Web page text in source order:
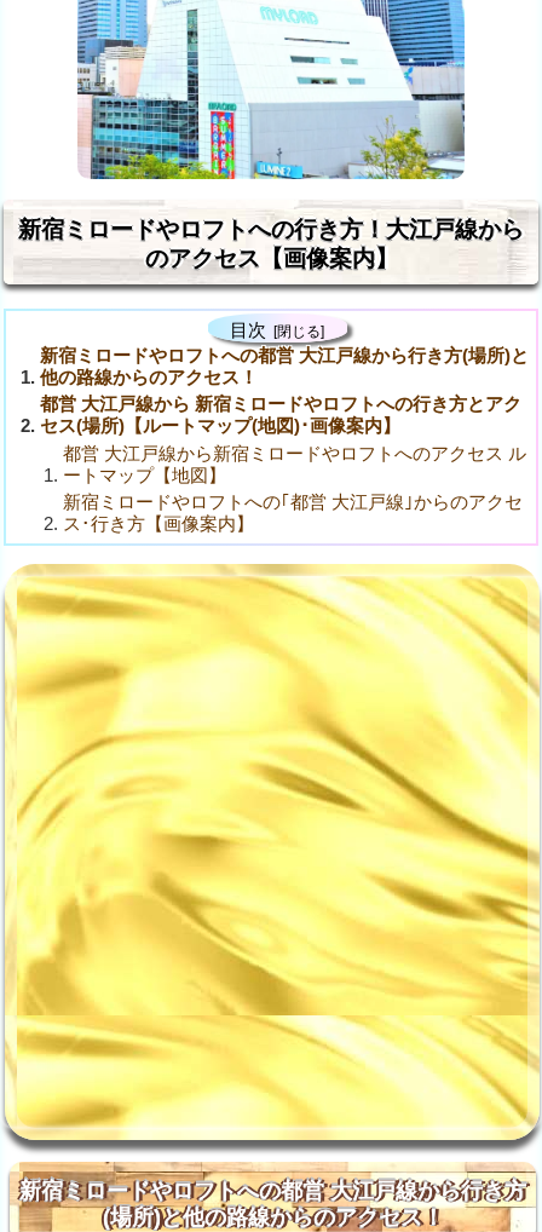
新宿ミロードやロフトへの行き方！大江戸線から
のアクセス【画像案内】
目次
新宿ミロードやロフトへの都営 大江戸線から行き方(場所)と
他の路線からのアクセス！
都営 大江戸線から 新宿ミロードやロフトへの行き方とアク
セス(場所)【ルートマップ(地図)･画像案内】
都営 大江戸線から新宿ミロードやロフトへのアクセス ル
ートマップ【地図】
新宿ミロードやロフトへの｢都営 大江戸線｣からのアクセ
ス･行き方【画像案内】
新宿ミロードやロフトへの都営 大江戸線から行き方
(場所)と他の路線からのアクセス！